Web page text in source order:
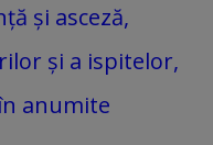
și asceză,
și a ispitelor,
anumite